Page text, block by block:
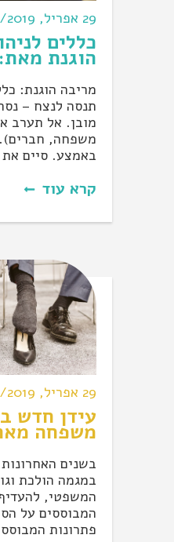
29 אפריל, 2019/מאמרים
כללים
הוגנת
מריבה הוגנת:
תנסה לנצח –
מובן. אל תערב
משפחה,
באמצע. סיים
קרא עוד
29 אפריל, 2019/מאמרים
עידן חדש
משפחה
בשנים
במגמה הולכת
המשפטי,
המבוססים על
פתרונות